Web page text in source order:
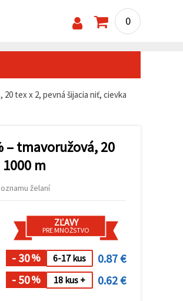
0
tex x 2, pevná šijacia niť, cievka
– tmavoružová, 20
m
želaní
ZĽAVY
PRE MNOŽSTVO
- 30% 6-17 kus
0.87 €
- 50% 18 kus + 0.62 €